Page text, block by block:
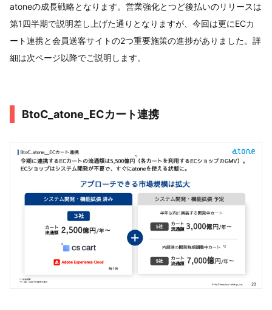
atoneの成長戦略となります。営業強化とつど後払いのリリースは
第1四半期で説明差し上げた通りとなりますが、今回は更にECカ
ート連携と会員送客サイトの2つ重要施策の進捗がありました。詳
細は次ページ以降でご説明します。
BtoC_atone_ECカート連携